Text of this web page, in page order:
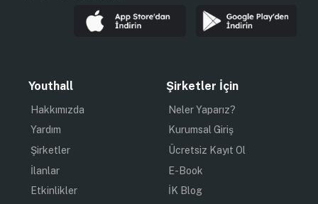
Youthall
Hakkımızda
Yardım
Şirketler
İlanlar
Etkinlikler
Şirketler İçin
Neler Yaparız?
Kurumsal Giriş
Ücretsiz Kayıt Ol
E-Book
İK Blog